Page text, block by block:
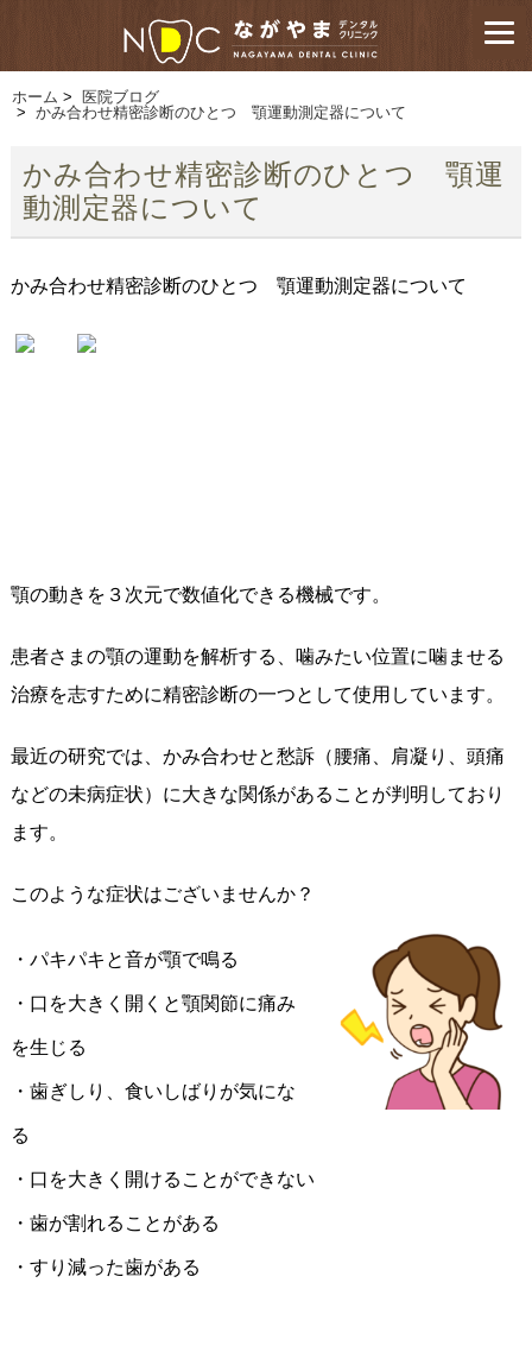
ホーム > 医院ブログ
> かみ合わせ精密診断のひとつ 顎運動測定器について
かみ合わせ精密診断のひとつ 顎運
動測定器について
かみ合わせ精密診断のひとつ 顎運動測定器について
顎の動きを３次元で数値化できる機械です。
患者さまの顎の運動を解析する、噛みたい位置に噛ませる
治療を志すために精密診断の一つとして使用しています。
最近の研究では、かみ合わせと愁訴（腰痛、肩凝り、頭痛
などの未病症状）に大きな関係があることが判明しており
ます。
このような症状はございませんか？
・パキパキと音が顎で鳴る
・口を大きく開くと顎関節に痛み
を生じる
・歯ぎしり、食いしばりが気にな
る
・口を大きく開けることができない
・歯が割れることがある
・すり減った歯がある